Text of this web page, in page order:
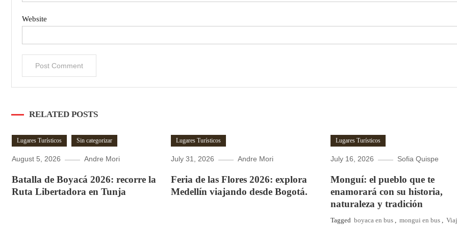
Website
RELATED POSTS
Lugares Turísticos Sin categorizar
August 5, 2026 Andre Mori
Batalla de Boyacá 2026: recorre la
Ruta Libertadora en Tunja
Lugares Turísticos
July 31, 2026 Andre Mori
Feria de las Flores 2026: explora
Medellín viajando desde Bogotá.
Lugares Turísticos
July 16, 2026 Sofia Quispe
Monguí: el pueblo que te
enamorará con su historia,
naturaleza y tradición
Tagged boyaca en bus , mongui en bus ,